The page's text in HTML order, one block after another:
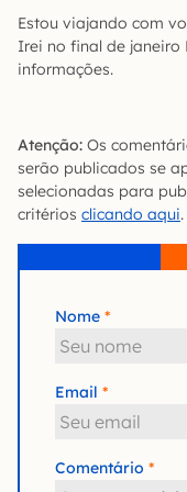
Estou viajando com
Irei no final de janeiro
informações.
Atenção: Os
serão publicados se
selecionadas para
critérios clicando aqui.
Nome
Email
Comentário